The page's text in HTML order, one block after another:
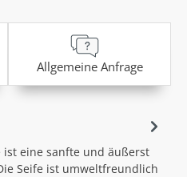
Allgemeine Anfrage
ist eine sanfte und äußerst
Seife ist umweltfreundlich